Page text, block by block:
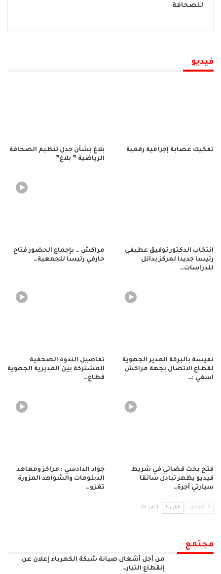
للصحافة
فيديو
تفكيك عصابة إجرامية رقمية
بلاغ بشأن جدل تنظيم الصحافة
الرياضية ” بلاغ”
انتخاب الدكتور توفيق عطيفي
رئيسا جديدا لمركز بدائل
للدراسات…
مراكش … بإجماع الحضور فتاح
حارفي رئيسا للجمعية…
نفيسة بالبركة المدير الجهوية
لقطاع الاتصال بجهة مراكش
آسفي :…
تفاصيل الندوة الصحفية
المشتركة بين المديرية الجهوية
قطاع…
فتح بحث قضائي في شريط
فيديو يظهر تبادل سائقا
سيارتي أجرة…
جواد الدادسي : مراكز ومعاهد
الدبلومات والشواهد المزورة
تغزو…
السابق التالي 1 من 26
مجتمع
من أجل أشغال صيانة شبكة الكهرباء إعلان عن
إنقطاع التيار…